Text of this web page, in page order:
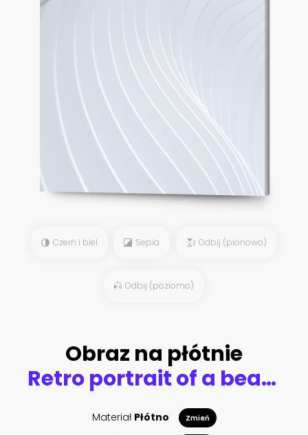
Czerń i biel Sepia Odbij (pionowo)
Odbij (poziomo)
Obraz na płótnie
Retro portrait of a beautiful Gatsby woman. Vogue fashion style and smoke
Materiał Płótno Zmień